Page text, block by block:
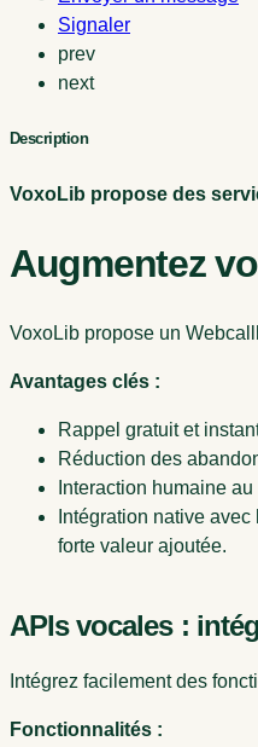
Signaler
prev
next
Description
VoxoLib propose des
Augmentez
VoxoLib propose un
Avantages clés :
Rappel gratuit et
Réduction des
Interaction humaine
Intégration native
forte valeur ajoutée.
APIs vocales :
Intégrez facilement des
Fonctionnalités :